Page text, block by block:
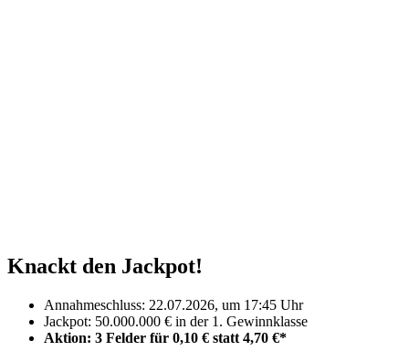
Knackt den Jackpot!
Annahmeschluss: 22.07.2026, um 17:45 Uhr
Jackpot: 50.000.000 € in der 1. Gewinnklasse
Aktion: 3 Felder für 0,10 € statt 4,70 €*